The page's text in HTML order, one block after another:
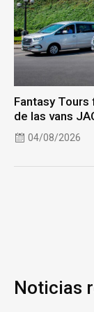
Fantasy
de las vans
04/08/2026
Noticias